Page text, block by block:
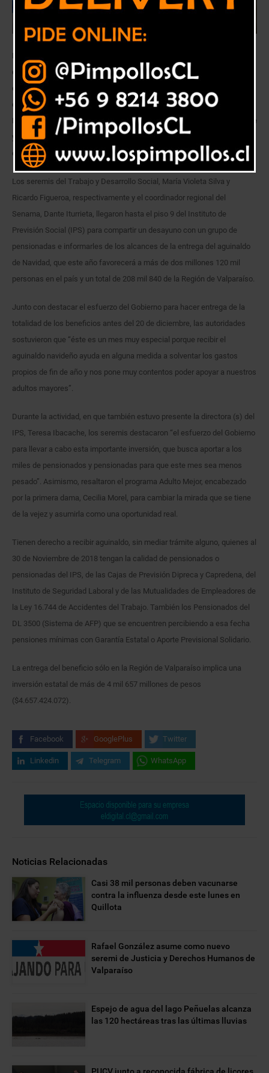
Del total regional, 87.665 son de la provincia de de Valparaíso; 10.209
de Los Andes; de Petorca son 10.399 y 24.718 de Quillota; 22.017
corresponden a San Antonio y 18.653 son de San Felipe. En la provincia
de Isla de Pascua los beneficiarios llegan a 327, en tanto que en Marga
Marga son 34.852. Cada uno recibirá $21.693 antes del 20 de diciembre
y $12.256 extra por cada carga familiar acreditada al 30 de noviembre
de este año.
Los seremis del Trabajo y Desarrollo Social, María Violeta Silva y
Ricardo Figueroa, respectivamente y el coordinador regional del
Senama, Dante Iturrieta, llegaron hasta el piso 9 del Instituto de
Previsión Social (IPS) para compartir un desayuno con un grupo de
pensionadas e informarles de los alcances de la entrega del aguinaldo
de Navidad, que este año favorecerá a más de dos millones 120 mil
personas en el país y un total de 208 mil 840 de la Región de Valparaíso.
Junto con destacar el esfuerzo del Gobierno para hacer entrega de la
totalidad de los beneficios antes del 20 de diciembre, las autoridades
sostuvieron que “éste es un mes muy especial porque recibir el
aguinaldo navideño ayuda en alguna medida a solventar los gastos
propios de fin de año y nos pone muy contentos poder apoyar a nuestros
adultos mayores”.
Durante la actividad, en que también estuvo presente la directora (s) del
IPS, Teresa Ibacache, los seremis destacaron “el esfuerzo del Gobierno
para llevar a cabo esta importante inversión, que busca aportar a los
miles de pensionados y pensionadas para que este mes sea menos
pesado”. Asimismo, resaltaron el programa Adulto Mejor, encabezado
por la primera dama, Cecilia Morel, para cambiar la mirada que se tiene
de la vejez y asumirla como una oportunidad real.
Tienen derecho a recibir aguinaldo, sin mediar trámite alguno, quienes al
30 de Noviembre de 2018 tengan la calidad de pensionados o
pensionadas del IPS, de las Cajas de Previsión Dipreca y Capredena, del
Instituto de Seguridad Laboral y de las Mutualidades de Empleadores de
la Ley 16.744 de Accidentes del Trabajo. También los Pensionados del
DL 3500 (Sistema de AFP) que se encuentren percibiendo a esa fecha
pensiones mínimas con Garantía Estatal o Aporte Previsional Solidario.
La entrega del beneficio sólo en la Región de Valparaíso implica una
inversión estatal de más de 4 mil 657 millones de pesos
($4.657.424.072).
Facebook GooglePlus Twitter
Linkedin Telegram WhatsApp
Noticias Relacionadas
Casi 38 mil personas deben vacunarse
contra la influenza desde este lunes en
Quillota
Rafael González asume como nuevo
seremi de Justicia y Derechos Humanos de
Valparaíso
Espejo de agua del lago Peñuelas alcanza
las 120 hectáreas tras las últimas lluvias